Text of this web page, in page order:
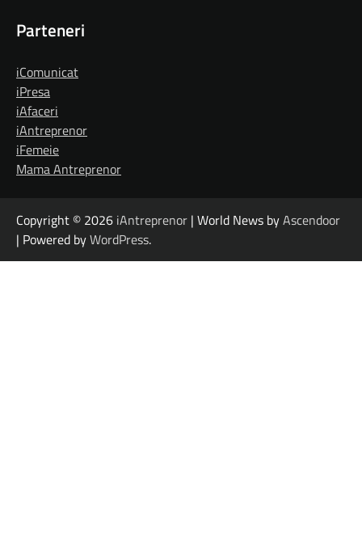
Parteneri
iComunicat
iPresa
iAfaceri
iAntreprenor
iFemeie
Mama Antreprenor
Copyright © 2026 iAntreprenor | World News byAscendoor
| Powered byWordPress.